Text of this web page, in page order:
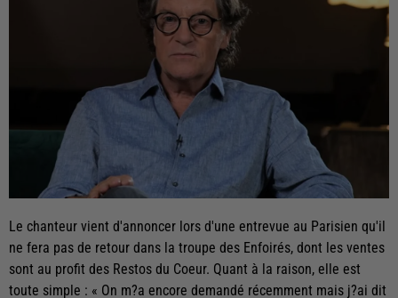
Le chanteur vient d'annoncer lors d'une entrevue au Parisien qu'il
ne fera pas de retour dans la troupe des Enfoirés, dont les ventes
sont au profit des Restos du Coeur. Quant à la raison, elle est
toute simple : « On m?a encore demandé récemment mais j?ai dit